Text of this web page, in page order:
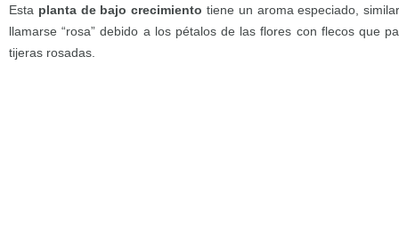
Esta planta de bajo crecimiento tiene un aroma especiado,
llamarse “rosa” debido a los pétalos de las flores con flecos que
tijeras rosadas.